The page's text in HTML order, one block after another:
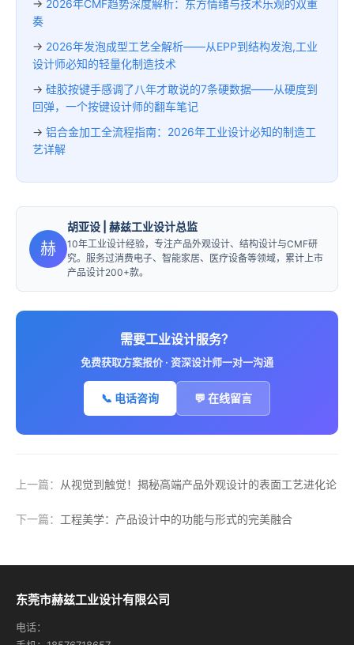
→ 2026年CMF趋势深度解析：东方情绪与技术乐观的双重
奏
→ 2026年发泡成型工艺全解析——从EPP到结构发泡,工业
设计师必知的轻量化制造技术
→ 硅胶按键手感调了八年才敢说的7条硬数据——从硬度到
回弹，一个按键设计师的翻车笔记
→ 铝合金加工全流程指南：2026年工业设计必知的制造工
艺详解
赫
胡亚设 | 赫兹工业设计总监
10年工业设计经验，专注产品外观设计、结构设计与CMF研
究。服务过消费电子、智能家居、医疗设备等领域，累计上市
产品设计200+款。
需要工业设计服务？
免费获取方案报价 · 资深设计师一对一沟通
📞 电话咨询 💬 在线留言
上一篇： 从视觉到触觉！揭秘高端产品外观设计的表面工艺进化论
下一篇： 工程美学：产品设计中的功能与形式的完美融合
东莞市赫兹工业设计有限公司
电话：